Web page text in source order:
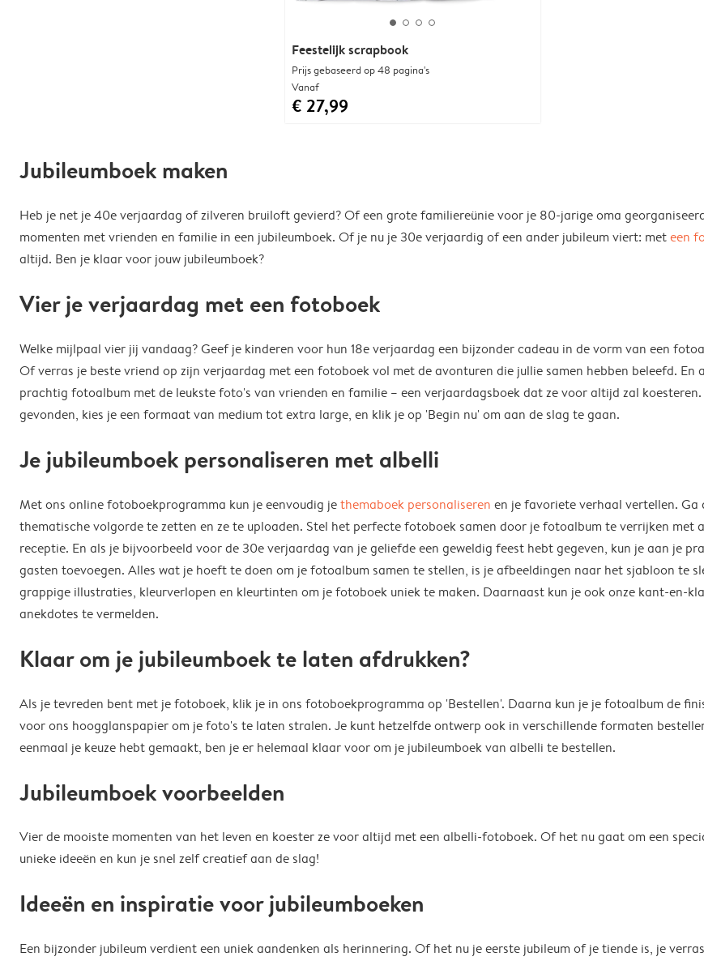
Feestelijk scrapbook
Prijs gebaseerd op 48 pagina's
Vanaf
€ 27,99
Jubileumboek maken
Heb je net je 40e verjaardag of zilveren bruiloft gevierd? Of een grote familiereünie voor je 80-jarige oma
momenten met vrienden en familie in een jubileumboek. Of je nu je 30e verjaardig of een ander jubileum viert: meteen
altijd. Ben je klaar voor jouw jubileumboek?
Vier je verjaardag met een fotoboek
Welke mijlpaal vier jij vandaag? Geef je kinderen voor hun 18e verjaardag een bijzonder cadeau in de vorm van een
Of verras je beste vriend op zijn verjaardag met een fotoboek vol met de avonturen die jullie samen hebben beleefd.
prachtig fotoalbum met de leukste foto's van vrienden en familie – een verjaardagsboek dat ze voor altijd zal
gevonden, kies je een formaat van medium tot extra large, en klik je op 'Begin nu' om aan de slag te gaan.
Je jubileumboek personaliseren met albelli
Met ons online fotoboekprogramma kun je eenvoudig jethemaboek personaliseren en je favoriete verhaal vertellen.
thematische volgorde te zetten en ze te uploaden. Stel het perfecte fotoboek samen door je fotoalbum te verrijken met
receptie. En als je bijvoorbeeld voor de 30e verjaardag van je geliefde een geweldig feest hebt gegeven, kun je aan je
gasten toevoegen. Alles wat je hoeft te doen om je fotoalbum samen te stellen, is je afbeeldingen naar het sjabloon te
grappige illustraties, kleurverlopen en kleurtinten om je fotoboek uniek te maken. Daarnaast kun je ook onze kant-en-
anekdotes te vermelden.
Klaar om je jubileumboek te laten afdrukken?
Als je tevreden bent met je fotoboek, klik je in ons fotoboekprogramma op 'Bestellen'. Daarna kun je je fotoalbum de
voor ons hoogglanspapier om je foto's te laten stralen. Je kunt hetzelfde ontwerp ook in verschillende formaten
eenmaal je keuze hebt gemaakt, ben je er helemaal klaar voor om je jubileumboek van albelli te bestellen.
Jubileumboek voorbeelden
Vier de mooiste momenten van het leven en koester ze voor altijd met een albelli-fotoboek. Of het nu gaat om een
unieke ideeën en kun je snel zelf creatief aan de slag!
Ideeën en inspiratie voor jubileumboeken
Een bijzonder jubileum verdient een uniek aandenken als herinnering. Of het nu je eerste jubileum of je tiende is, je